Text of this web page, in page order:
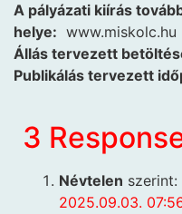
A pályázati kiírás
helye: www.miskolc.hu
Állás tervezett
Publikálás tervezett
3
Névtelen szerint:
2025.09.03.